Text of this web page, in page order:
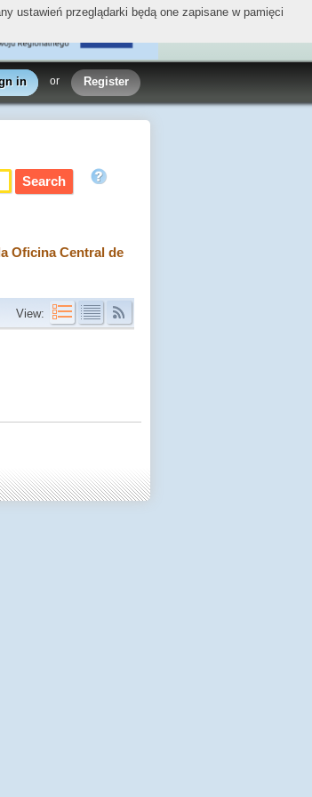
in or Register
Oficina Central de
View:
ustawień przeglądarki będą one zapisane w pamięci